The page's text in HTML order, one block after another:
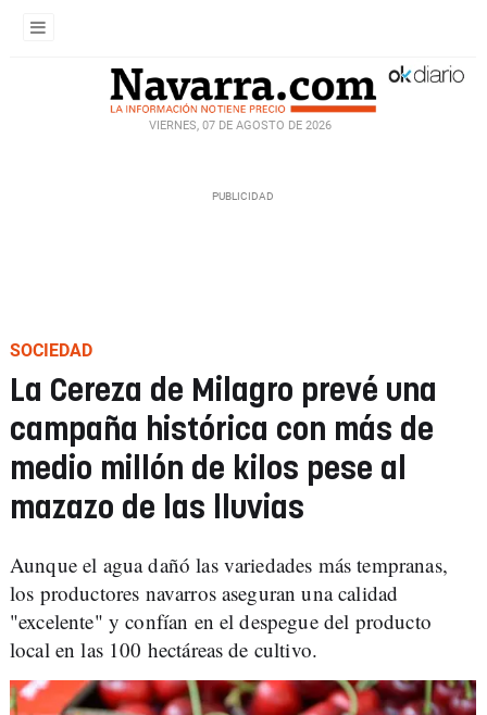
VIERNES, 07 DE AGOSTO DE 2026
SOCIEDAD
La Cereza de Milagro prevé una
campaña histórica con más de
medio millón de kilos pese al
mazazo de las lluvias
Aunque el agua dañó las variedades más tempranas,
los productores navarros aseguran una calidad
"excelente" y confían en el despegue del producto
local en las 100 hectáreas de cultivo.